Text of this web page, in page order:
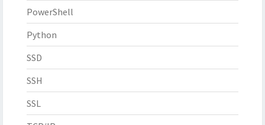
PowerShell
Python
SSD
SSH
SSL